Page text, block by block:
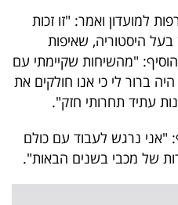
למועדון ואמר: "זו זכות
בעל היסטוריה, שאיפות
"מהשיחות שקיימתי עם
ברור לי כי אנו חולקים את
עתיד תחרותי חזק".
"אני נרגש לעבוד עם כולם
של מכבי בשנים הבאות".